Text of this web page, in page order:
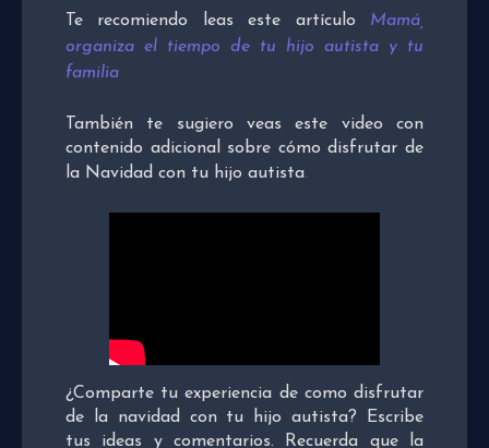
Te recomiendo leas este artículo
Mamá,
organiza el tiempo de tu hijo autista y tu
familia
También te sugiero veas este video con
contenido adicional sobre cómo disfrutar de
la Navidad con tu hijo autista.
¿Comparte tu experiencia de como disfrutar
de la navidad con tu hijo autista? Escribe
tus ideas y comentarios. Recuerda que la